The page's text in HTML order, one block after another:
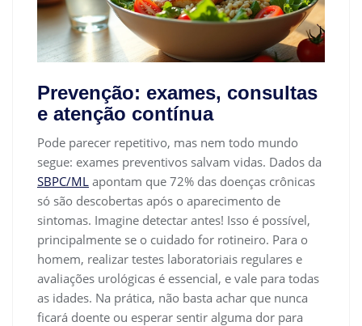
Prevenção: exames, consultas
e atenção contínua
Pode parecer repetitivo, mas nem todo mundo
segue: exames preventivos salvam vidas. Dados da
SBPC/ML apontam que 72% das doenças crônicas
só são descobertas após o aparecimento de
sintomas. Imagine detectar antes! Isso é possível,
principalmente se o cuidado for rotineiro. Para o
homem, realizar testes laboratoriais regulares e
avaliações urológicas é essencial, e vale para todas
as idades. Na prática, não basta achar que nunca
ficará doente ou esperar sentir alguma dor para